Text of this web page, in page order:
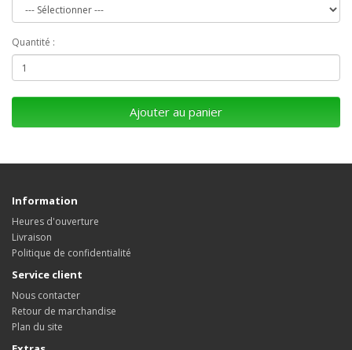
Quantité :
Ajouter au panier
Information
Heures d'ouverture
Livraison
Politique de confidentialité
Service client
Nous contacter
Retour de marchandise
Plan du site